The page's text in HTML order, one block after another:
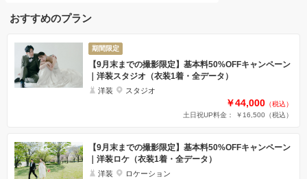
おすすめのプラン
期間限定
【9月末までの撮影限定】基本料50%OFFキャンペーン
｜洋装スタジオ（衣装1着・全データ）
洋装 スタジオ
￥44,000 （税込）
土日祝UP料金： ￥16,500 （税込）
【9月末までの撮影限定】基本料50%OFFキャンペーン
｜洋装ロケ（衣装1着・全データ）
洋装 ロケーション